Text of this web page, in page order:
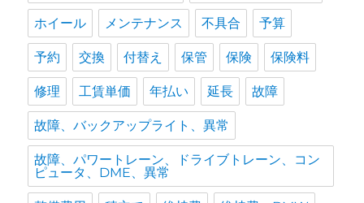
ホイール メンテナンス 不具合 予算
予約 交換 付替え 保管 保険 保険料
修理 工賃単価 年払い 延長 故障
故障、バックアップライト、異常
故障、パワートレーン、ドライブトレーン、コン
ピュータ、DME、異常